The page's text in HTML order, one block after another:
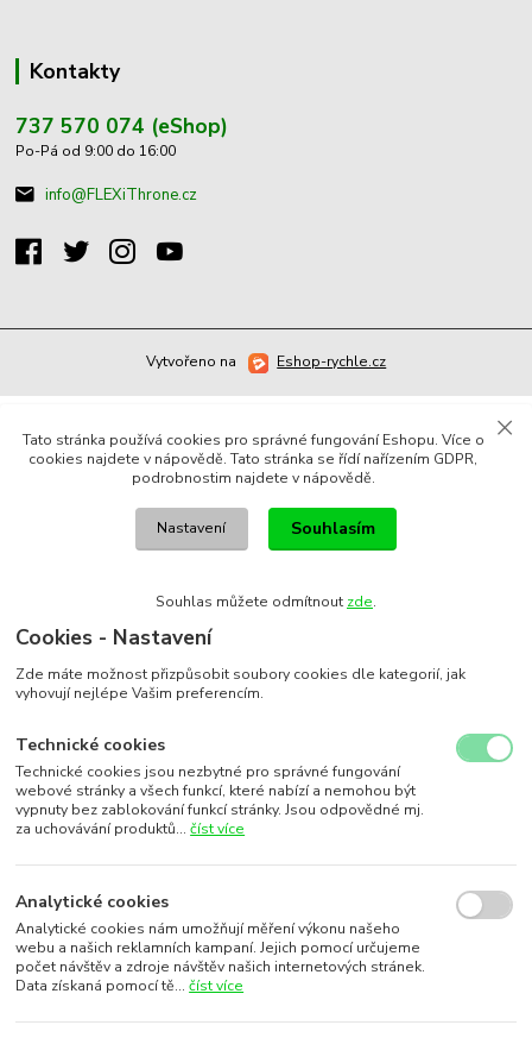
Kontakty
737 570 074 (eShop)
Po-Pá od 9:00 do 16:00
info@FLEXiThrone.cz
Vytvořeno na Eshop-rychle.cz
Tato stránka používá cookies pro správné fungování Eshopu. Více o
cookies najdete v nápovědě. Tato stránka se řídí nařízením GDPR,
podrobnostim najdete v nápovědě.
Nastavení Souhlasím
Souhlas můžete odmítnout zde.
Cookies - Nastavení
Zde máte možnost přizpůsobit soubory cookies dle kategorií, jak
vyhovují nejlépe Vašim preferencím.
Technické cookies
Technické cookies jsou nezbytné pro správné fungování
webové stránky a všech funkcí, které nabízí a nemohou být
vypnuty bez zablokování funkcí stránky. Jsou odpovědné mj.
za uchovávání produktů...číst více
Analytické cookies
Analytické cookies nám umožňují měření výkonu našeho
webu a našich reklamních kampaní. Jejich pomocí určujeme
počet návštěv a zdroje návštěv našich internetových stránek.
Data získaná pomocí tě...číst více